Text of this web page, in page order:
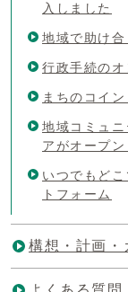
入しました
地域で助け
行政手続の
まちのコイ
地域コミュ
アがオープン
いつでもど
トフォーム
構想・計画・